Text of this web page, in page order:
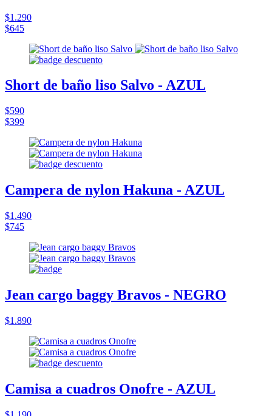
$1.290
$645
Short de baño liso Salvo - AZUL
$590
$399
Campera de nylon Hakuna - AZUL
$1.490
$745
Jean cargo baggy Bravos - NEGRO
$1.890
Camisa a cuadros Onofre - AZUL